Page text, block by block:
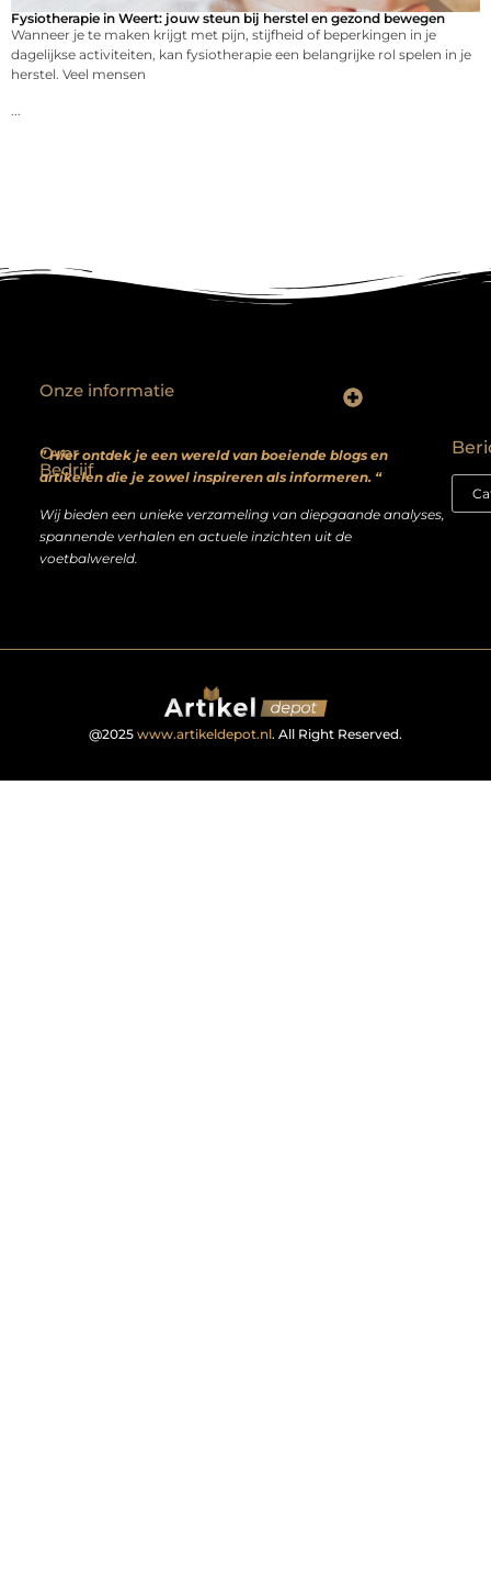
Fysiotherapie in Weert: jouw steun bij herstel en gezond bewegen
Wanneer je te maken krijgt met pijn, stijfheid of beperkingen in je
dagelijkse activiteiten, kan fysiotherapie een belangrijke rol spelen in je
herstel. Veel mensen
Over
Bedrijf
” Hier ontdek je een wereld van boeiende blogs en
artikelen die je zowel inspireren als informeren. “
Wij bieden een unieke verzameling van diepgaande analyses,
spannende verhalen en actuele inzichten uit de
voetbalwereld.
Onze informatie
@2025 www.artikeldepot.nl. All Right Reserved.